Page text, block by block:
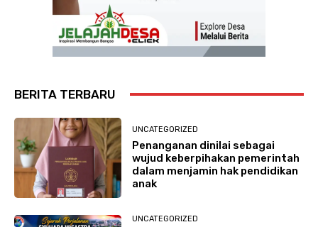
BERITA TERBARU
UNCATEGORIZED
Penanganan dinilai sebagai
wujud keberpihakan pemerintah
dalam menjamin hak pendidikan
anak
UNCATEGORIZED